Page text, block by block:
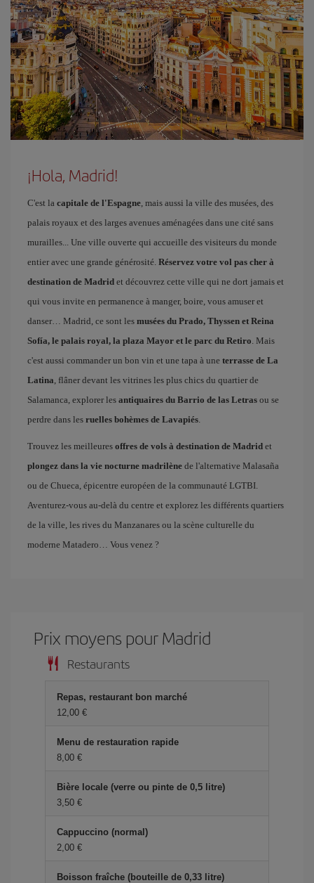
¡Hola, Madrid!
C'est la capitale de l'Espagne, mais aussi la ville des musées, des
palais royaux et des larges avenues aménagées dans une cité sans
murailles... Une ville ouverte qui accueille des visiteurs du monde
entier avec une grande générosité. Réservez votre vol pas cher à
destination de Madrid et découvrez cette ville qui ne dort jamais et
qui vous invite en permanence à manger, boire, vous amuser et
danser… Madrid, ce sont les musées du Prado, Thyssen et Reina
Sofía, le palais royal, la plaza Mayor et le parc du Retiro. Mais
c'est aussi commander un bon vin et une tapa à une terrasse de La
Latina, flâner devant les vitrines les plus chics du quartier de
Salamanca, explorer les antiquaires du Barrio de las Letras ou se
perdre dans les ruelles bohèmes de Lavapiés.
Trouvez les meilleures offres de vols à destination de Madrid et
plongez dans la vie nocturne madrilène de l'alternative Malasaña
ou de Chueca, épicentre européen de la communauté LGTBI.
Aventurez-vous au-delà du centre et explorez les différents quartiers
de la ville, les rives du Manzanares ou la scène culturelle du
moderne Matadero… Vous venez ?
Prix ​​moyens pour Madrid
Restaurants
Repas, restaurant bon marché
12,00 €
Menu de restauration rapide
8,00 €
Bière locale (verre ou pinte de 0,5 litre)
3,50 €
Cappuccino (normal)
2,00 €
Boisson fraîche (bouteille de 0,33 litre)